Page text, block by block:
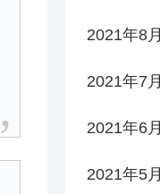
2021年8月
2021年7月
2021年6月
2021年5月